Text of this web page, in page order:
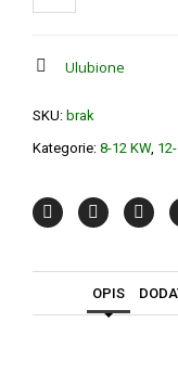
Ulubione
SKU: brak
Kategorie: 8-12 KW,
OPIS